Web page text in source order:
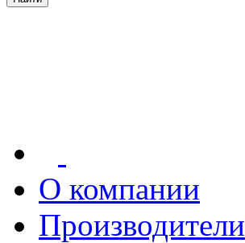
О компании
Производители